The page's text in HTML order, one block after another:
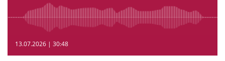
13.07.2026 | 30:48